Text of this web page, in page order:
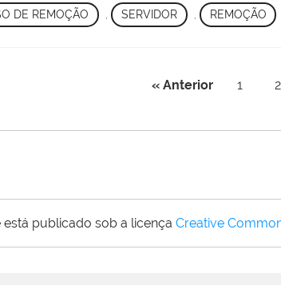
DE REMOÇÃO , SERVIDOR , REMOÇÃO
« Anterior 1 2
publicado sob a licença Creative